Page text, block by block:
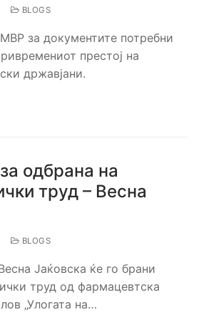
BLOGS
за документите потребни
престој на
државјани.
одбрана на
труд – Весна
BLOGS
Јаќовска ќе го брани
труд од фармацевтска
„Улогата на…